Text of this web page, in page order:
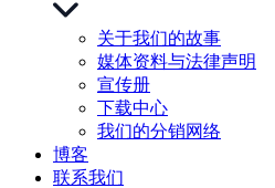
关于我们的故事
媒体资料与法律声明
宣传册
下载中心
我们的分销网络
博客
联系我们